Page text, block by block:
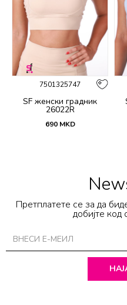
7501325747
SF женски градник
26022R
690 MKD
Претплатете се за да
добијте